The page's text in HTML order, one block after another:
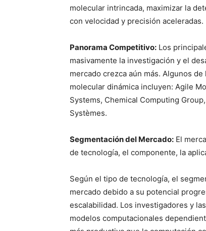
molecular intrincada, maximizar la
con velocidad y precisión aceleradas.
Panorama Competitivo: Los
masivamente la investigación y el
mercado crezca aún más. Algunos
molecular dinámica incluyen: Agile
Systems, Chemical Computing
Systèmes.
Segmentación del Mercado: El
de tecnología, el componente, la
Según el tipo de tecnología, el
mercado debido a su potencial
escalabilidad. Los investigadores y
modelos computacionales